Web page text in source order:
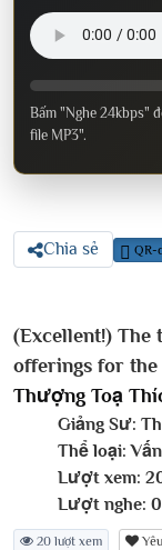
Bấm "Nghe 24kbps"
file MP3".
Chia sẻ QR-
(Excellent!) The
offerings for the
Thượng Toạ
Giảng Sư:
Thể loại:
Lượt xem:
Lượt nghe: 0
20 lượt xem